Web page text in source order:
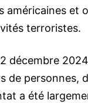
américaines et
terroristes.
décembre
de personnes,
a été